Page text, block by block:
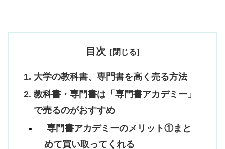
目次
大学の教科書、専門書を高く売る方法
教科書・専門書は「専門書アカデミー」
で売るのがおすすめ
専門書アカデミーのメリット①まと
めて買い取ってくれる